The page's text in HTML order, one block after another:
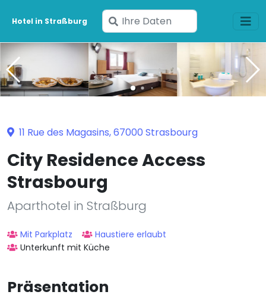
Hotel in Straßburg
Geben
Sie
Ihre
Daten
ein
11 Rue des Magasins, 67000 Strasbourg
City Residence Access
Strasbourg
Aparthotel in Straßburg
Mit Parkplatz
Haustiere erlaubt
Unterkunft mit Küche
Präsentation